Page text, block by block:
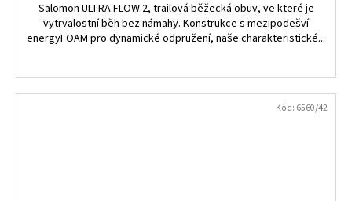
Salomon ULTRA FLOW 2, trailová běžecká obuv, ve které je
vytrvalostní běh bez námahy. Konstrukce s mezipodešví
energyFOAM pro dynamické odpružení, naše charakteristické...
Kód: 6560/42